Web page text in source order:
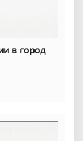
в город